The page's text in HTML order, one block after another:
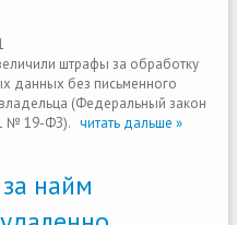
штрафы за обработку
данных без письменного
(Федеральный закон
№ 19-ФЗ). читать дальше »
найм